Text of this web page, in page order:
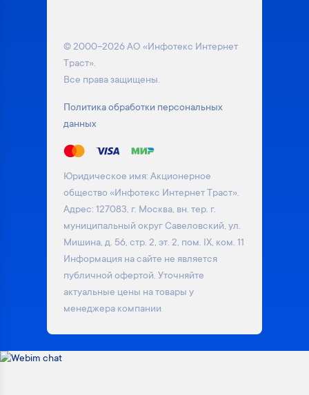
© 2000–2026 АО «Инфотекс Интернет
Траст».
Все права защищены.
Политика обработки персональных
данных
Юридическое имя: Акционерное
общество «Инфотекс Интернет Траст».
Адрес: 127083, г. Москва, вн. тер. г.
муниципальный округ Савеловский, ул.
Мишина, д. 56, стр. 2, эт. 2, пом. IX, ком. 11
Информация на сайте не является
публичной офертой. Уточняйте
актуальные цены на товары у
менеджера компании